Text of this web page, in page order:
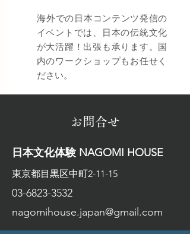
​海外での日本コンテンツ発信の
イベントでは、日本の伝統文化
が大活躍！出張も承ります。国
内のワークショップもお任せく
ださい。
​お問合せ
​日本文化体験 NAGOMI HOUSE
​東京都目黒区中町2-11-15
03-6823-3532
nagomihouse.japan@gmail.com